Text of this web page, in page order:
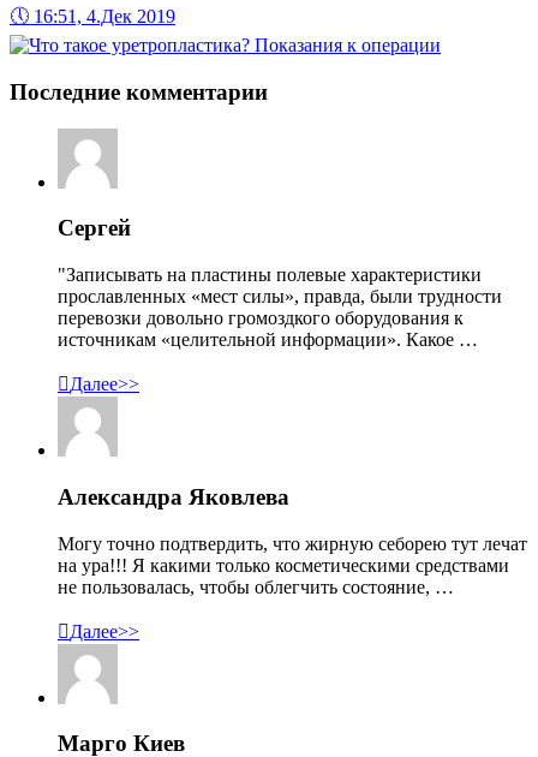
🕔 16:51, 4.Дек 2019
Последние комментарии
Сергей
"Записывать на пластины полевые характеристики
прославленных «мест силы», правда, были трудности
перевозки довольно громоздкого оборудования к
источникам «целительной информации». Какое …
Далее>>
Александра Яковлева
Могу точно подтвердить, что жирную себорею тут лечат
на ура!!! Я какими только косметическими средствами
не пользовалась, чтобы облегчить состояние, …
Далее>>
Марго Киев